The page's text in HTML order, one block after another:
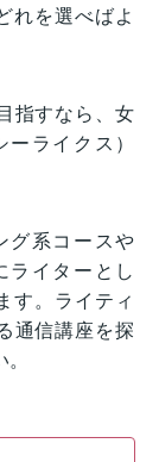
れを選べばよ
指すなら、女
ライクス）
グ系コースや
ライターとし
す。ライティ
通信講座を探